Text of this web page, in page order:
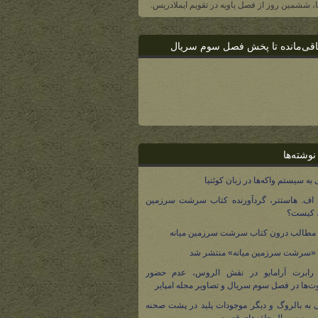
ششمین روز از فصل یاویه در تقویم ایملادریس.
تا پخش فصل سوم سریال
نوشته‌ها
به سیستم واکه‌ها در زبان کوئنیا
اف. هاستتر، گردآورنده کتاب سرشت سرزمین
کیست؟
درون کتاب سرشت سرزمین میانه
«سرشت سرزمین میانه» منتشر شد
رابرت آرامایو در نقش الروس، عدم حضور
در فصل سوم سریال و تصاویر مجله امپایر
به بالروگ و دیگر موجودات پلید در پشت صحنه